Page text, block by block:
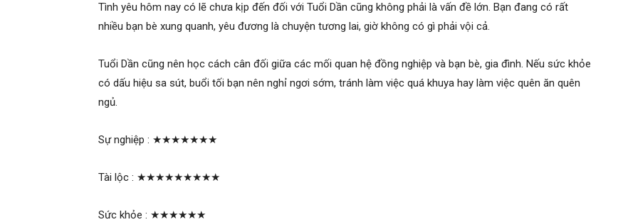
Tình yêu hôm nay có lẽ chưa kịp đến đối với Tuổi Dần cũng không phải là vấn đề lớn. Bạn đang có rất
nhiều bạn bè xung quanh, yêu đương là chuyện tương lai, giờ không có gì phải vội cả.
Tuổi Dần cũng nên học cách cân đối giữa các mối quan hệ đồng nghiệp và bạn bè, gia đình. Nếu sức khỏe
có dấu hiệu sa sút, buổi tối bạn nên nghỉ ngơi sớm, tránh làm việc quá khuya hay làm việc quên ăn quên
ngủ.
Sự nghiệp : ★★★★★★★
Tài lộc : ★★★★★★★★★
Sức khỏe : ★★★★★★